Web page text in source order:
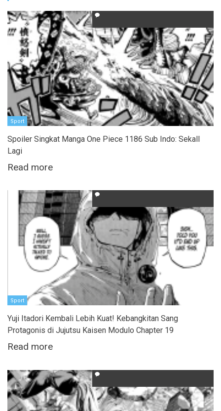
Sport
Spoiler Singkat Manga One Piece 1186 Sub Indo: SekalI
Lagi
Read more
Sport
Yuji Itadori Kembali Lebih Kuat! Kebangkitan Sang
Protagonis di Jujutsu Kaisen Modulo Chapter 19
Read more